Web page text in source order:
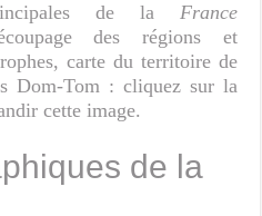
de la France
des régions et
carte du territoire de
Dom-Tom : cliquez sur la
cette image.
de la